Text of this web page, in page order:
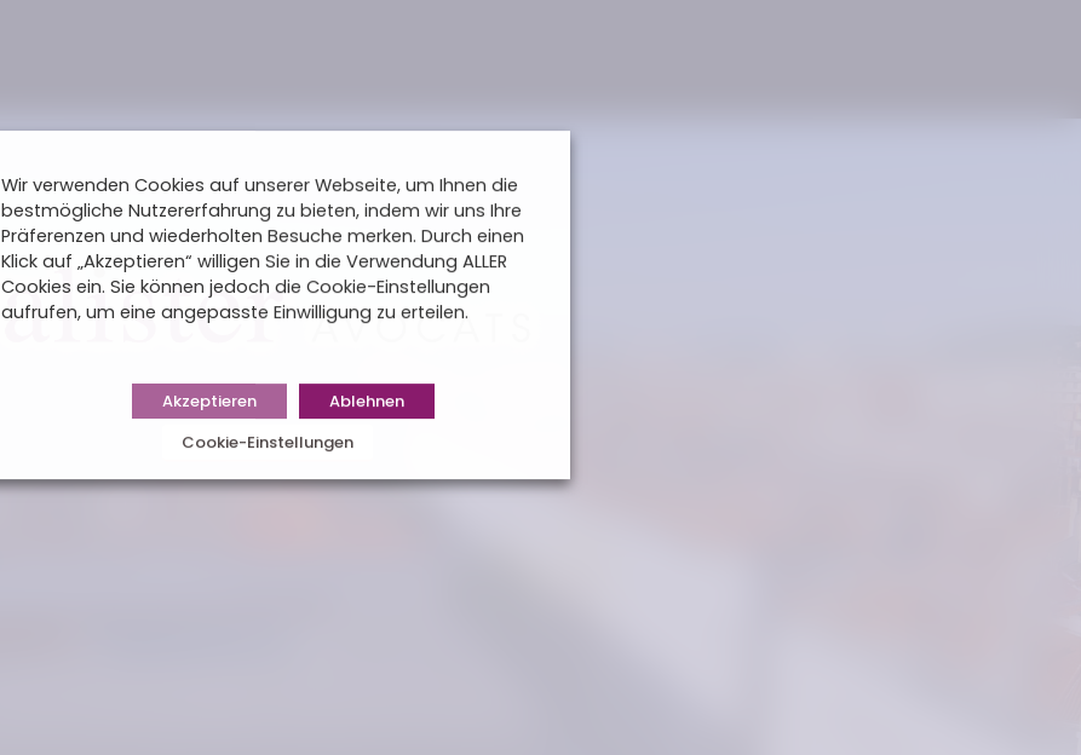
Wir verwenden Cookies auf unserer Webseite, um Ihnen die
bestmögliche Nutzererfahrung zu bieten, indem wir uns Ihre
Präferenzen und wiederholten Besuche merken. Durch einen
Klick auf „Akzeptieren“ willigen Sie in die Verwendung ALLER
Cookies ein. Sie können jedoch die Cookie-Einstellungen
aufrufen, um eine angepasste Einwilligung zu erteilen.
Akzeptieren
Ablehnen
Cookie-Einstellungen